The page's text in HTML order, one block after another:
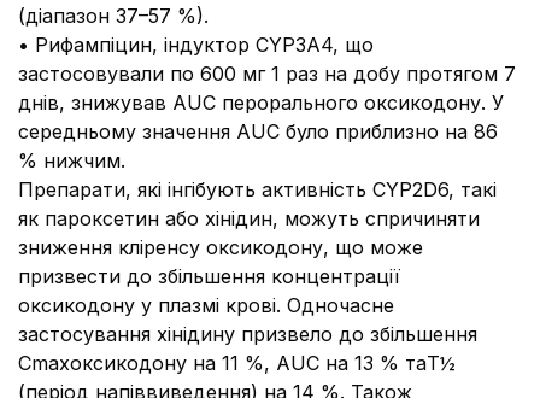
(діапазон 37–57 %).
• Рифампіцин, індуктор CYP3A4, що
застосовували по 600 мг 1 раз на добу протягом 7
днів, знижував AUC перорального оксикодону. У
середньому значення AUC було приблизно на 86
% нижчим.
Препарати, які інгібують активність CYP2D6, такі
як пароксетин або хінідин, можуть спричиняти
зниження кліренсу оксикодону, що може
призвести до збільшення концентрації
оксикодону у плазмі крові. Одночасне
застосування хінідину призвело до збільшення
Cmaxоксикодону на 11 %, AUC на 13 % таT½
(період напіввиведення) на 14 %. Також